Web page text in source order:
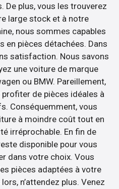
De plus, vous les trouverez
large stock et à notre
nous sommes capables
en pièces détachées. Dans
satisfaction. Nous savons
une voiture de marque
ou BMW. Pareillement,
de pièces idéales à
Conséquemment, vous
à moindre coût tout en
irréprochable. En fin de
disponible pour vous
dans votre choix. Vous
pièces adaptées à votre
n’attendez plus. Venez